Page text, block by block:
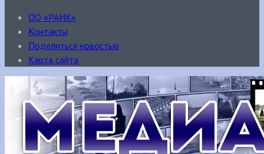
ОО «РАИК»
Контакты
Поделиться новостью
Карта сайта